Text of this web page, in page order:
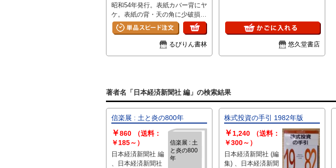
昭和54年発行。表紙カバー背にヤ
ケ。表紙の背・天の角に少破損。
わずかにシミ。中程度から軽めの
経年ヤケ。少ふちやけ。
るびりん書林
悠久堂書店
著者名「日本経済新聞社 編」の検索結果
信楽展 : 土と炎の800年
信楽展 : 土
と炎の800
年
￥860
（送料：
￥185～）
日本経済新聞社 編
、日本経済新聞社
株式投資の手引 1982年版
￥ 1,240
（送料：
￥300～）
日本経済新聞社 (編
集) 、日本経済新聞